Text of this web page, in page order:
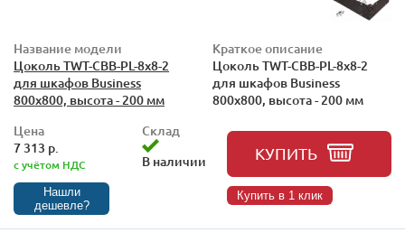
Название модели
Цоколь TWT-CBB-PL-8x8-2
для шкафов Business
800x800, высота - 200 мм
Краткое описание
Цоколь TWT-CBB-PL-8x8-2
для шкафов Business
800x800, высота - 200 мм
Цена
7 313 р.
с учётом НДС
Нашли
дешевле?
Склад
В наличии
КУПИТЬ
Купить в 1 клик